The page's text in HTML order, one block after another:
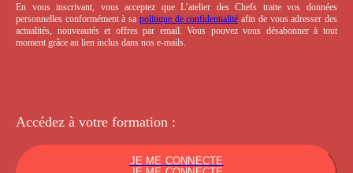
En vous inscrivant, vous acceptez que L’atelier des Chefs traite vos données
personnelles conformément à sa politique de confidentialité afin de vous adresser des
actualités, nouveautés et offres par email. Vous pouvez vous désabonner à tout
moment grâce au lien inclus dans nos e-mails.
Accédez à votre formation :
JE ME CONNECTE